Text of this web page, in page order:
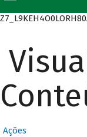
Ações